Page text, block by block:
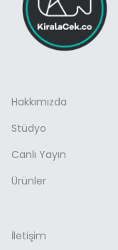
Hakkımızda
Stüdyo
Canlı Yayın
Ürünler
İletişim